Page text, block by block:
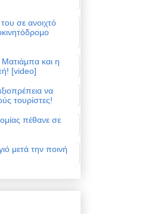
σε ανοιχτό
και η
[video]
να
τουρίστες!
πέθανε σε
μετά την ποινή